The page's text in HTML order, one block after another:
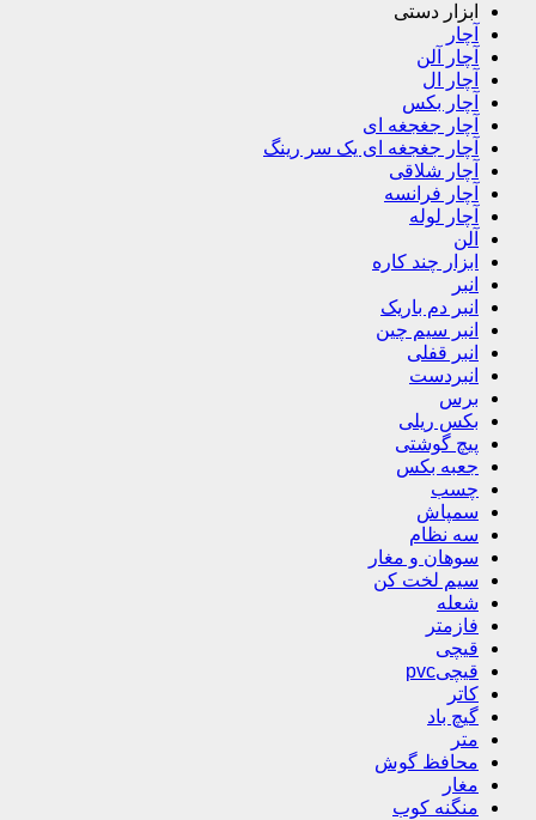
ابزار دستی
آچار
آچار آلن
آچار ال
آچار بکس
آچار جغجغه ای
آچار جغجغه ای یک سر رینگ
آچار شلاقی
آچار فرانسه
آچار لوله
آلن
ابزار چند کاره
انبر
انبر دم باریک
انبر سیم چین
انبر قفلی
انبردست
برس
بکس ریلی
پیچ گوشتی
جعبه بکس
چسب
سمپاش
سه نظام
سوهان و مغار
سیم لخت کن
شعله
فازمتر
قیچی
قیچیpvc
کاتر
گیچ باد
متر
محافظ گوش
مغار
منگنه کوب